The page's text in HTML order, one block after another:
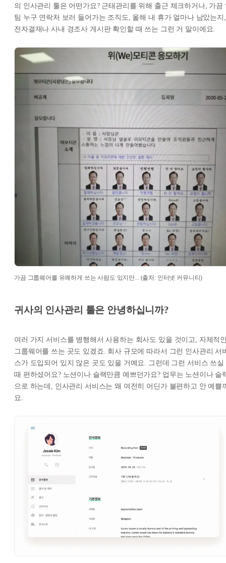
의 인사관리 툴은 어떤가요? 근태관리를 위해 출근 체크하거나, 가끔
팀 누구 연락처 보러 들어가는 조직도, 올해 내 휴가 얼마나 남았는지,
전자결재나 사내 경조사 게시판 확인할 때 쓰는 그런 거 말이에요.
가끔 그룹웨어를 유쾌하게 쓰는 사람도 있지만... (출처: 인터넷 커뮤니티)
귀사의 인사관리 툴은 안녕하십니까?
여러 가지 서비스를 병행해서 사용하는 회사도 있을 것이고, 자체적
그룹웨어를 쓰는 곳도 있겠죠. 회사 규모에 따라서 그런 인사관리 서
스가 도입되어 있지 않은 곳도 있을 거예요. 그런데 그런 서비스 쓰실
때 편하셨어요? 노션이나 슬랙만큼 예쁘던가요? 업무는 노션이나 슬
으로 하는데, 인사관리 서비스는 왜 여전히 어딘가 불편하고 안 예쁠
요.